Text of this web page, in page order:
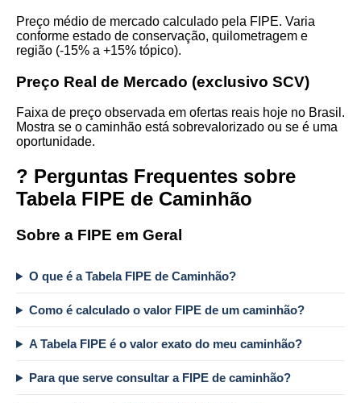
Preço médio de mercado calculado pela FIPE. Varia
conforme estado de conservação, quilometragem e
região (-15% a +15% tópico).
Preço Real de Mercado (exclusivo SCV)
Faixa de preço observada em ofertas reais hoje no Brasil.
Mostra se o caminhão está sobrevalorizado ou se é uma
oportunidade.
? Perguntas Frequentes sobre
Tabela FIPE de Caminhão
Sobre a FIPE em Geral
O que é a Tabela FIPE de Caminhão?
Como é calculado o valor FIPE de um caminhão?
A Tabela FIPE é o valor exato do meu caminhão?
Para que serve consultar a FIPE de caminhão?